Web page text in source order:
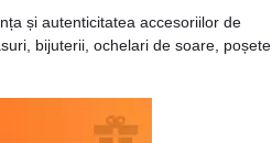
și autenticitatea accesoriilor de
bijuterii, ochelari de soare, poșete